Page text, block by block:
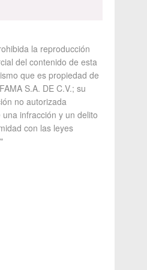
la reproducción
del contenido de esta
que es propiedad de
S.A. DE C.V.; su
no autorizada
una infracción y un delito
con las leyes